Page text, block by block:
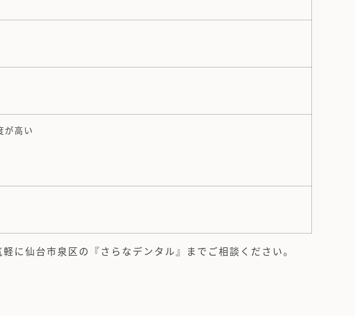
が高い
に仙台市泉区の『さらなデンタル』までご相談ください。